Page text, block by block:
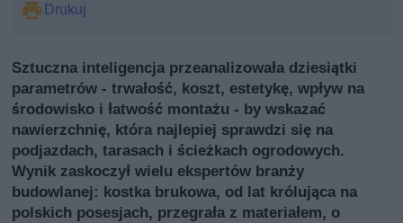
Drukuj
Sztuczna inteligencja przeanalizowała dziesiątki
parametrów - trwałość, koszt, estetykę, wpływ na
środowisko i łatwość montażu - by wskazać
nawierzchnię, która najlepiej sprawdzi się na
podjazdach, tarasach i ścieżkach ogrodowych.
Wynik zaskoczył wielu ekspertów branży
budowlanej: kostka brukowa, od lat królująca na
polskich posesjach, przegrała z materiałem, o